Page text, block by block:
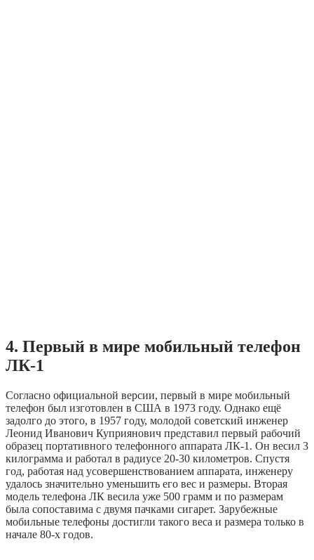
4. Первый в мире мобильный телефон
ЛК-1
Согласно официальной версии, первый в мире мобильный
телефон был изготовлен в США в 1973 году. Однако ещё
задолго до этого, в 1957 году, молодой советский инженер
Леонид Иванович Куприянович представил первый рабочий
образец портативного телефонного аппарата ЛК-1. Он весил 3
килограмма и работал в радиусе 20-30 километров. Спустя
год, работая над усовершенствованием аппарата, инженеру
удалось значительно уменьшить его вес и размеры. Вторая
модель телефона ЛК весила уже 500 грамм и по размерам
была сопоставима с двумя пачками сигарет. Зарубежные
мобильные телефоны достигли такого веса и размера только в
начале 80-х годов.